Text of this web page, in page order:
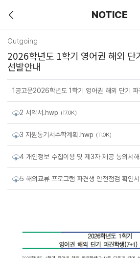
NOTICE
Outgoing
2026학년도 1학기 영어권 해외 단
선발안내
1공고문2026학년도 1학기 영어권 해외 단기
2 서약서.hwp (17.0K)
3 지원동기서수학계획.hwp (11.0K)
4 개인정보 수집이용 및 제3자 제공 동의서
5 해외교류 프로그램 파견생 안전점검 확인